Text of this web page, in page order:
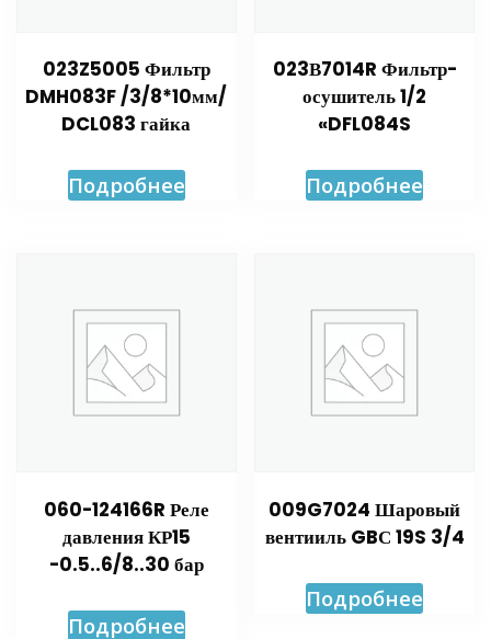
023Z5005 Фильтр
DMH083F /3/8*10мм/
DCL083 гайка
Подробнее
023В7014R Фильтр-
осушитель 1/2
«DFL084S
Подробнее
060-124166R Реле
давления КР15
-0.5..6/8..30 бар
Подробнее
009G7024 Шаровый
вентииль GBС 19S 3/4
Подробнее